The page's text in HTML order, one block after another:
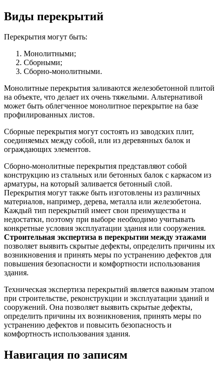
Виды перекрытий
Перекрытия могут быть:
Монолитными;
Сборными;
Сборно-монолитными.
Монолитные перекрытия заливаются железобетонной плитой
на объекте, что делает их очень тяжелыми. Альтернативой
может быть облегченное монолитное перекрытие на базе
профилированных листов.
Сборные перекрытия могут состоять из заводских плит,
соединяемых между собой, или из деревянных балок и
ограждающих элементов.
Сборно-монолитные перекрытия представляют собой
конструкцию из стальных или бетонных балок с каркасом из
арматуры, на который заливается бетонный слой.
Перекрытия могут также быть изготовлены из различных
материалов, например, дерева, металла или железобетона.
Каждый тип перекрытий имеет свои преимущества и
недостатки, поэтому при выборе необходимо учитывать
конкретные условия эксплуатации здания или сооружения.
Строительная экспертиза в перекрытии между этажами
позволяет выявить скрытые дефекты, определить причины их
возникновения и принять меры по устранению дефектов для
повышения безопасности и комфортности использования
здания.
Техническая экспертиза перекрытий является важным этапом
при строительстве, реконструкции и эксплуатации зданий и
сооружений. Она позволяет выявить скрытые дефекты,
определить причины их возникновения, принять меры по
устранению дефектов и повысить безопасность и
комфортность использования здания.
Навигация по записям